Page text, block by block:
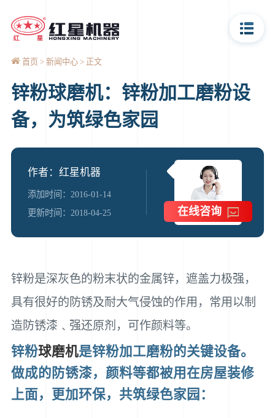
首页 新闻中心 正文
锌粉球磨机：锌粉加工磨粉设
备，为筑绿色家园
作者：红星机器
添加时间：2016-01-14
更新时间：2018-04-25
在线咨询
锌粉是深灰色的粉末状的金属锌，遮盖力极强，
具有很好的防锈及耐大气侵蚀的作用，常用以制
造防锈漆﹑强还原剂，可作颜料等。
锌粉球磨机是锌粉加工磨粉的关键设备。
做成的防锈漆，颜料等都被用在房屋装修
上面，更加环保，共筑绿色家园：